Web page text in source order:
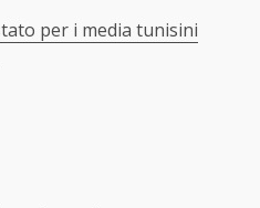
per i media tunisini